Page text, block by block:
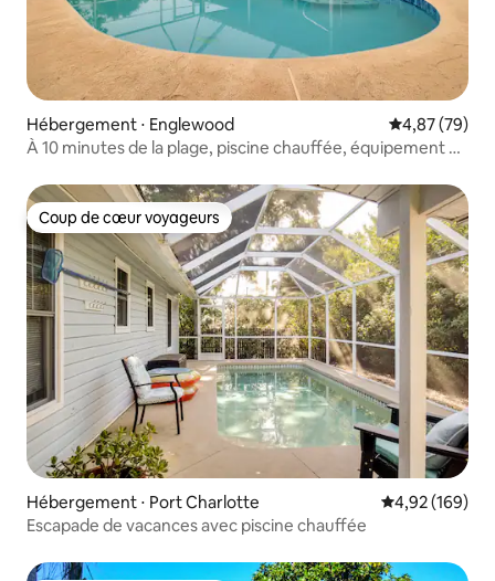
Hébergement ⋅ Englewood Évaluation
4,87 (79)
À 10 minutes de la plage, piscine chauffée, équipement de
Coup de cœur voyageurs
Coup de cœur voyageurs
Hébergement ⋅ Port Charlotte Évaluation
4,92 (169)
Escapade de vacances avec piscine chauffée